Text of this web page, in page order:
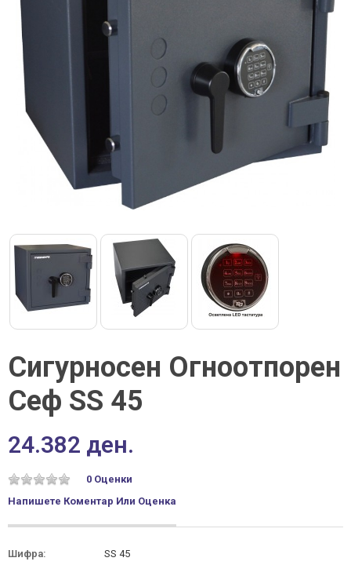
Сигурносен Огноотпорен
Сеф SS 45
24.382 ден.
0 Оценки
Напишете Коментар Или Оценка
Шифра: SS 45